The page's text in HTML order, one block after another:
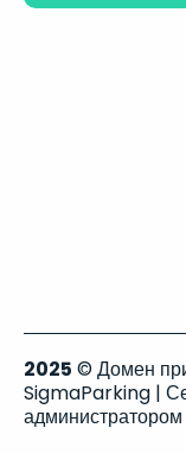
2025 © Домен
SigmaParking |